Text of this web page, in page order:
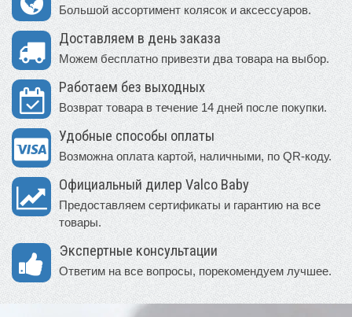
Большой ассортимент колясок и аксессуаров.
Доставляем в день заказа
Можем бесплатно привезти два товара на выбор.
Работаем без выходных
Возврат товара в течение 14 дней после покупки.
Удобные способы оплаты
Возможна оплата картой, наличными, по QR-коду.
Официальный дилер Valco Baby
Предоставляем сертификаты и гарантию на все
товары.
Экспертные консультации
Ответим на все вопросы, порекомендуем лучшее.